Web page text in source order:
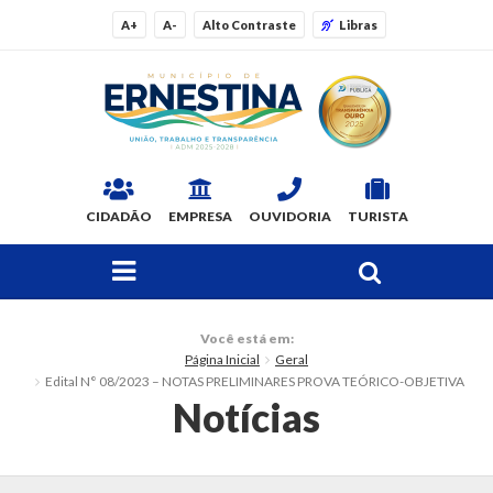
A+ A- Alto Contraste Libras
CIDADÃO EMPRESA OUVIDORIA TURISTA
Dados Gerais
Você está em:
Página Inicial
Geral
Edital N° 08/2023 – NOTAS PRELIMINARES PROVA TEÓRICO-OBJETIVA
Notícias